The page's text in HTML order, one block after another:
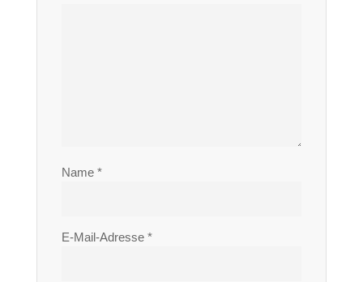
Name *
E-Mail-Adresse *